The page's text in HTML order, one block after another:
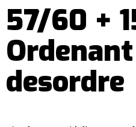
57/60 +
desordre